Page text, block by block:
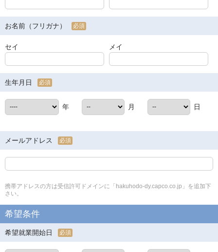
お名前（フリガナ） 必須
セイ メイ
生年月日 必須
年 月 日
メールアドレス 必須
携帯アドレスの方は受信許可ドメインに「hakuhodo-dy.capco.co.jp」を追加下
さい。
希望条件
希望就業開始日 必須